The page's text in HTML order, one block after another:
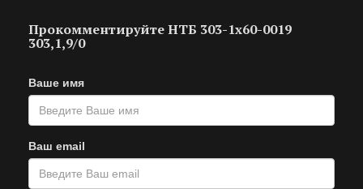
Прокомментируйте НТБ 303-1х60-0019
303,1,9/0
Ваше имя
Ваш email